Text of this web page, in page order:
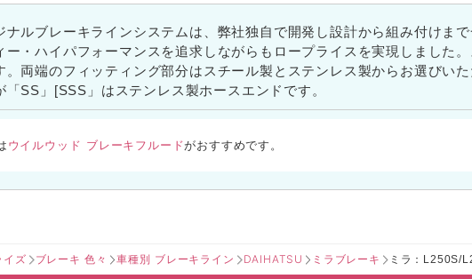
ナルブレーキラインシステムは、弊社独自で開発し設計から組み付けま
ー・ハイパフォーマンスを追求しながらもロープライスを実現しました
。両端のフィッティング部分はスチール製とステンレス製からお選びいた
SS」[SSS」はステンレス製ホースエンドです。
ウイルウッド ブレーキフルードがおすすめです。
イズ ブレーキ 色々 車種別 ブレーキライン DAIHATSU ミラブレーキ ミラ：L250S/